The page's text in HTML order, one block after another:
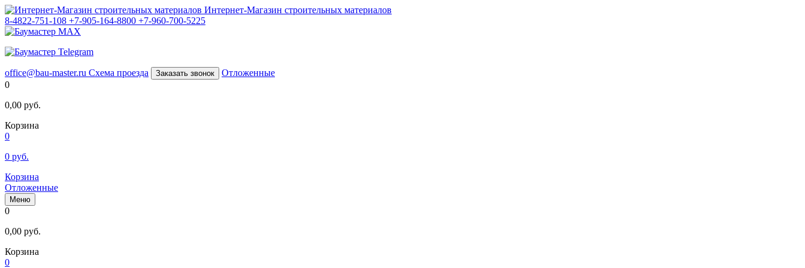
Интернет-Магазин строительных материалов
8-4822-751-108 +7-905-164-8800 +7-960-700-5225
office@bau-master.ru Схема проезда Заказать звонок
Отложенные
0
0,00 руб.
Корзина
0
0 руб.
Корзина
Отложенные
Меню
0
0,00 руб.
Корзина
0